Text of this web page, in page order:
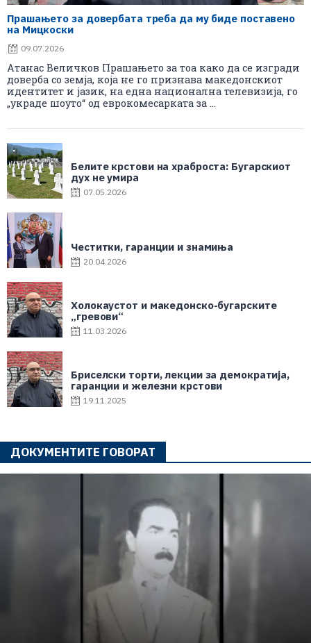
Прашањето за довербата треба да му биде поставено
на Мицкоски
09.07.2026
Атанас Величков Прашањето за тоа како да се изгради
доверба со земја, која не го признава македонскиот
идентитет и јазик, на една национална телевизија, го
„украде шоуто“ од еврокомесарката за ...
Белите крстови на храброста: Бугарскиот
дух не умира
07.05.2026
Честитки, гаранции и знамиња
20.04.2026
Холокаустот и македонско-бугарските
„гревови“
11.03.2026
Бриселски торти, лекции за демократија,
гаранции и железни крстови
19.11.2025
ДОКУМЕНТИТЕ ГОВОРАТ